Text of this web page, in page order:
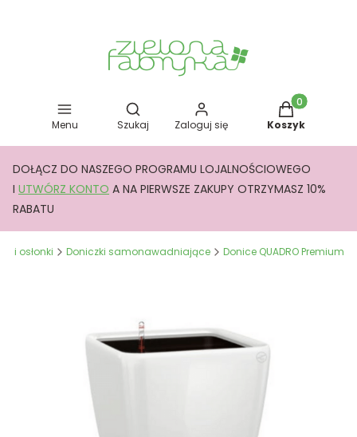
Menu
Otwórz wyszukiwarkę
Szukaj Zaloguj się
Produkty w
Koszyk
DOŁĄCZ DO NASZEGO PROGRAMU LOJALNOŚCIOWEGO
I UTWÓRZ KONTO A NA PIERWSZE ZAKUPY OTRZYMASZ 10%
RABATU
i osłonki Doniczki samonawadniające Donice QUADRO Premium